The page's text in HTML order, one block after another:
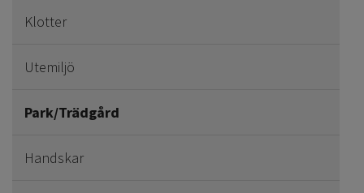
Klotter
Utemiljö
Park/Trädgård
Handskar